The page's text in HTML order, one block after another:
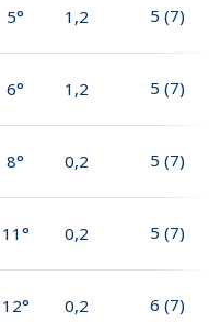
5° 1,2 5 (7)
6° 1,2 5 (7)
8° 0,2 5 (7)
11° 0,2 5 (7)
12° 0,2 6 (7)